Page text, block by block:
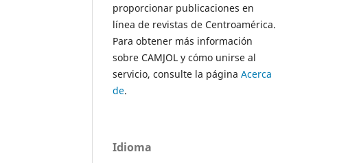
proporcionar publicaciones en
línea de revistas de Centroamérica.
Para obtener más información
sobre CAMJOL y cómo unirse al
servicio, consulte la página Acerca
de.
Idioma